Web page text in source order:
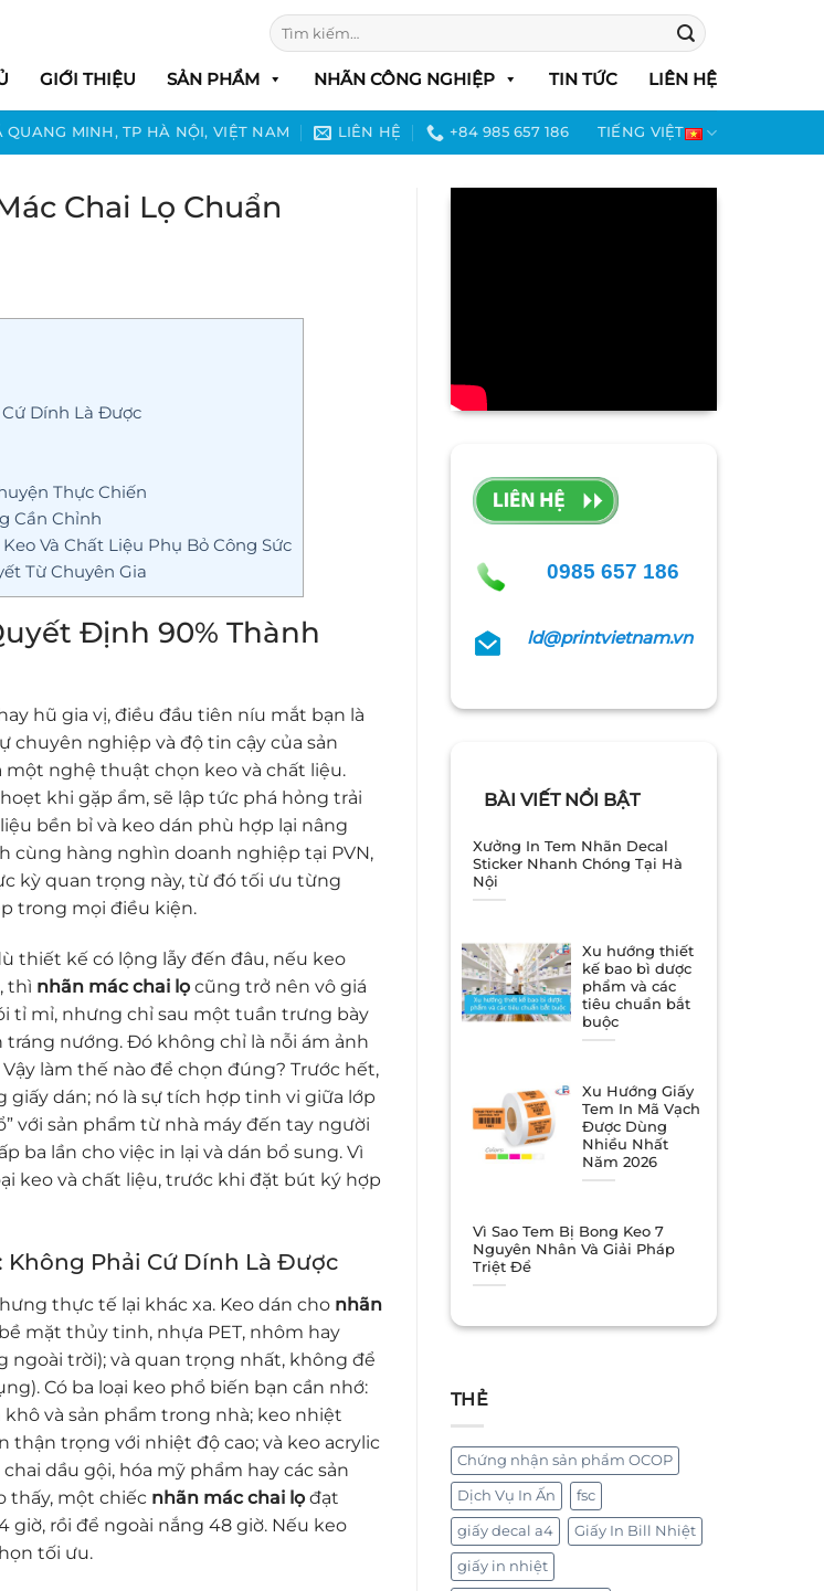
Tìm
kiếm:
GIỚI THIỆU SẢN PHẨM NHÃN CÔNG NGHIỆP TIN TỨC LIÊN HỆ
MINH, TP HÀ NỘI, VIỆT NAM LIÊN HỆ +84 985 657 186 TIẾNG VIỆT
Chai Lọ Chuẩn
Dính Là Được
Thực Chiến
Cần Chỉnh
Và Chất Liệu Phụ Bỏ Công Sức
Từ Chuyên Gia
Định 90% Thành
hũ gia vị, điều đầu tiên níu mắt bạn là
chuyên nghiệp và độ tin cậy của sản
một nghệ thuật chọn keo và chất liệu.
khi gặp ẩm, sẽ lập tức phá hỏng trải
bền bỉ và keo dán phù hợp lại nâng
cùng hàng nghìn doanh nghiệp tại PVN,
kỳ quan trọng này, từ đó tối ưu từng
trong mọi điều kiện.
thiết kế có lộng lẫy đến đâu, nếu keo
thì nhãn mác chai lọ cũng trở nên vô giá
tỉ mỉ, nhưng chỉ sau một tuần trưng bày
nướng. Đó không chỉ là nỗi ám ảnh
làm thế nào để chọn đúng? Trước hết,
dán; nó là sự tích hợp tinh vi giữa lớp
với sản phẩm từ nhà máy đến tay người
ba lần cho việc in lại và dán bổ sung. Vì
keo và chất liệu, trước khi đặt bút ký hợp
Không Phải Cứ Dính Là Được
thực tế lại khác xa. Keo dán cho nhãn
mặt thủy tinh, nhựa PET, nhôm hay
trời); và quan trọng nhất, không để
Có ba loại keo phổ biến bạn cần nhớ:
và sản phẩm trong nhà; keo nhiệt
trọng với nhiệt độ cao; và keo acrylic
dầu gội, hóa mỹ phẩm hay các sản
thấy, một chiếc nhãn mác chai lọ đạt
rồi để ngoài nắng 48 giờ. Nếu keo
tối ưu.
0985 657 186
ld@printvietnam.vn
BÀI VIẾT NỔI BẬT
Xưởng In Tem Nhãn Decal
Sticker Nhanh Chóng Tại Hà
Nội
Xu hướng thiết
kế bao bì dược
phẩm và các
tiêu chuẩn bắt
buộc
Xu Hướng Giấy
Tem In Mã Vạch
Được Dùng
Nhiều Nhất
Năm 2026
Vì Sao Tem Bị Bong Keo 7
Nguyên Nhân Và Giải Pháp
Triệt Để
THẺ
Chứng nhận sản phẩm OCOP
Dịch Vụ In Ấn fsc
giấy decal a4 Giấy In Bill Nhiệt
giấy in nhiệt